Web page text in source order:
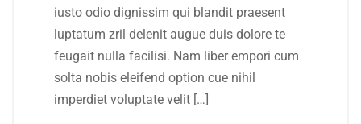
iusto odio dignissim qui blandit praesent
luptatum zril delenit augue duis dolore te
feugait nulla facilisi. Nam liber empori cum
solta nobis eleifend option cue nihil
imperdiet voluptate velit […]